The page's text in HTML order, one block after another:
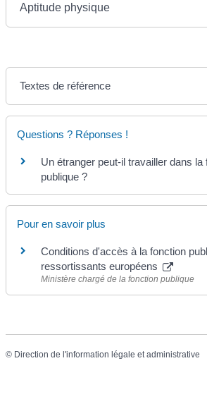
Aptitude physique
Textes de référence
Questions ? Réponses !
Un étranger peut-il travailler dans la
publique ?
Pour en savoir plus
Conditions d'accès à la fonction
ressortissants européens
Ministère chargé de la fonction publique
© Direction de l'information légale et administrative